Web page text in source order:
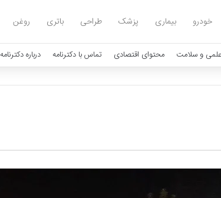
خودرو بیماری پزشک طراحی باتری روغن
و سلامت محتوای اقتصادی تماس با دکترنامه درباره دکترنامه